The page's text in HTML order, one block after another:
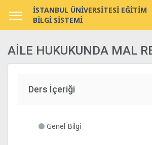
İSTANBUL ÜNİVERSİTESİ EĞİTİM
BİLGİ SİSTEMİ
AİLE HUKUKUNDA MAL
Ders İçeriği
Genel Bilgi